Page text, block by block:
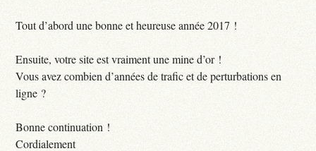
Tout d’abord une bonne et heureuse année 2017 !
Ensuite, votre site est vraiment une mine d’or !
Vous avez combien d’années de trafic et de perturbations en
ligne ?
Bonne continuation !
Cordialement